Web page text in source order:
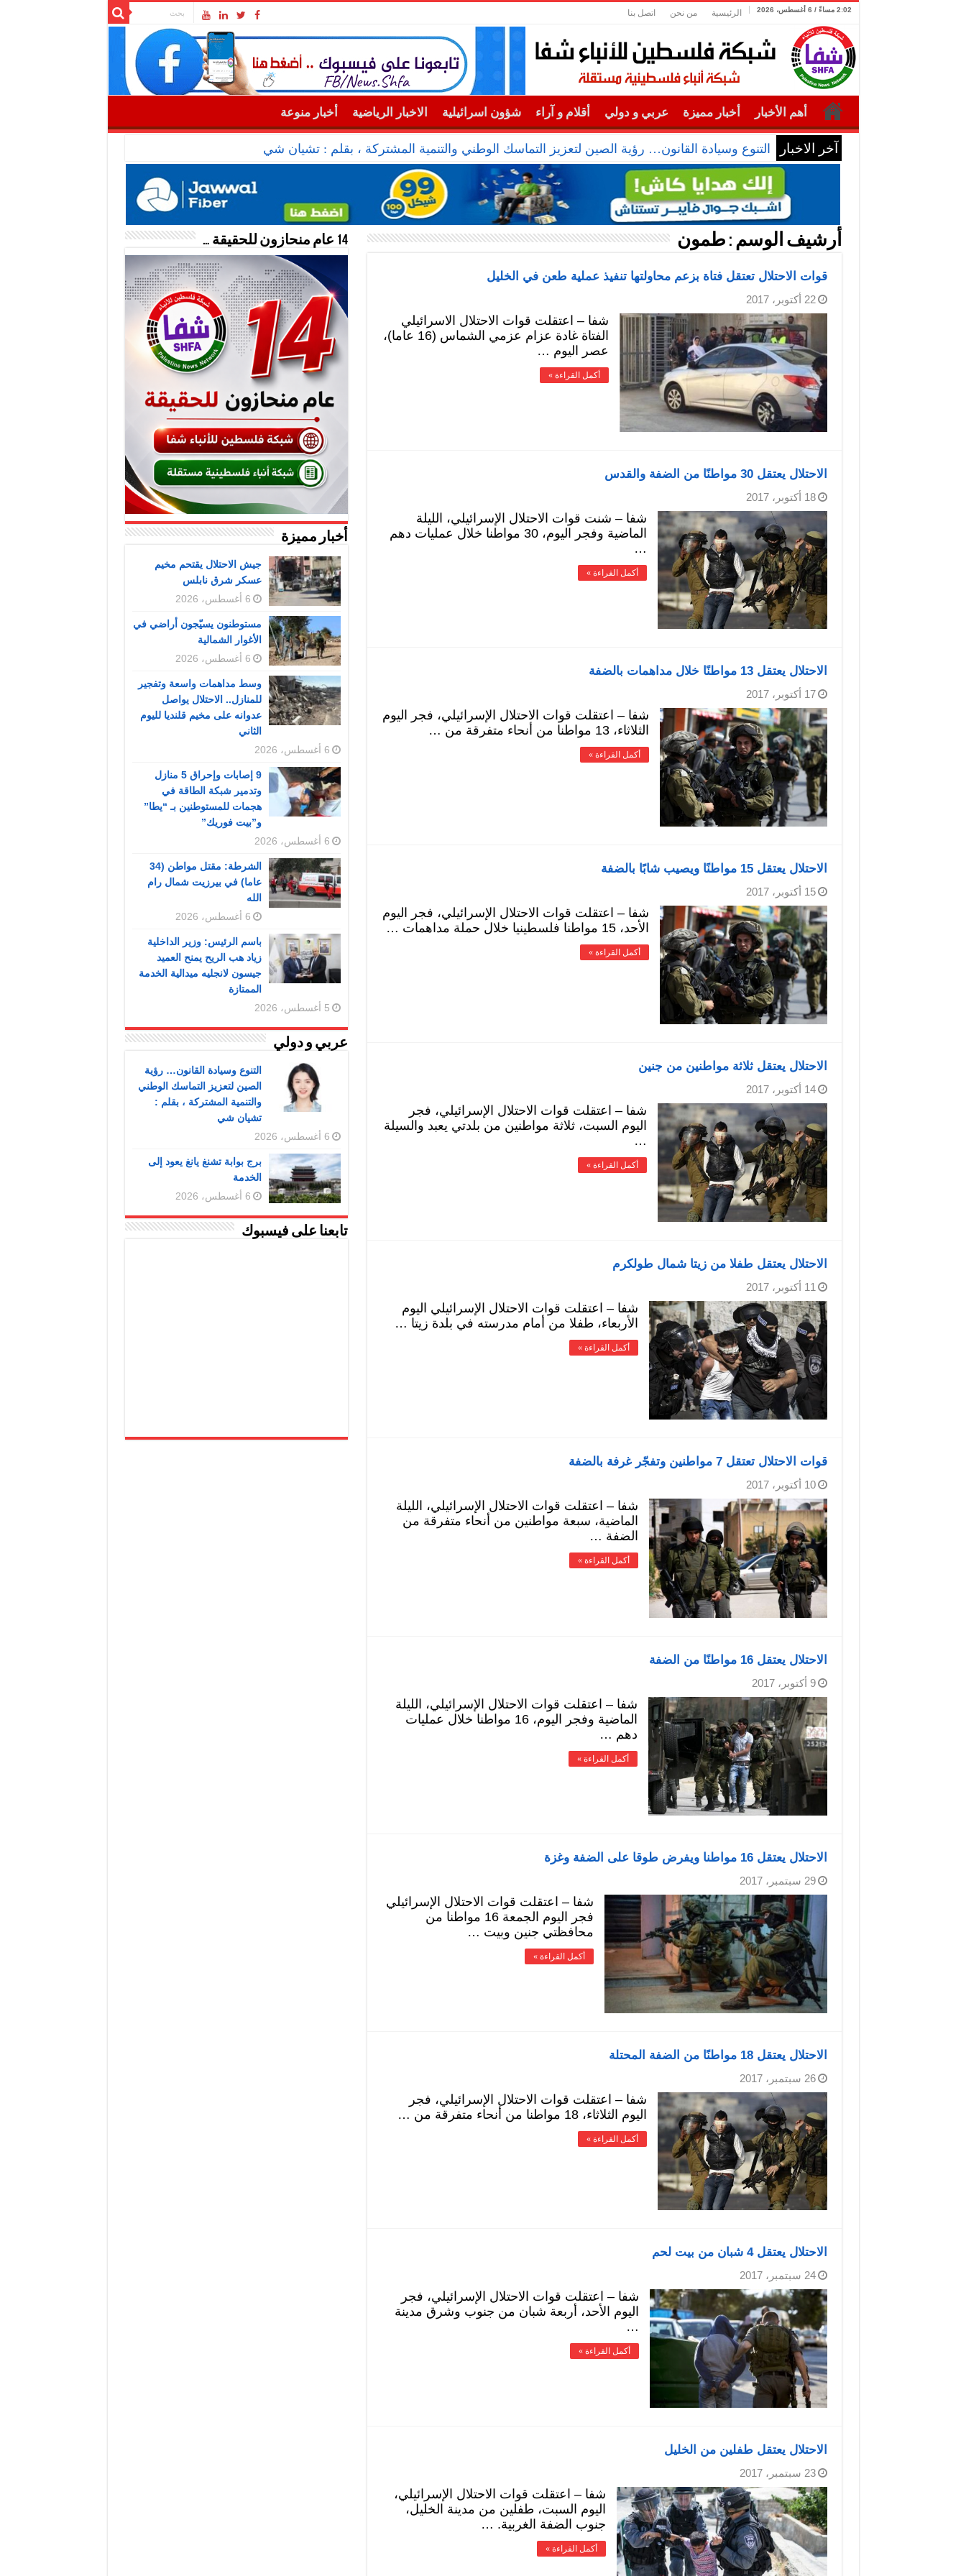
2:02 مساءً / 6 أغسطس، 2026 الرئيسية من نحن اتصل بنا
أهم الأخبار أخبار مميزة عربي و دولي أقلام و آراء شؤون اسرائيلية الاخبار الرياضية أخبار منوعة
آخر الاخبار التنوع وسيادة القانون… رؤية الصين لتعزيز التماسك الوطني والتنمية المشتركة ، بقلم : تشيان شي
أرشيف الوسم : طمون
قوات الاحتلال تعتقل فتاة بزعم محاولتها تنفيذ عملية طعن في الخليل
22 أكتوبر، 2017
شفا – اعتقلت قوات الاحتلال الاسرائيلي
الفتاة غادة عزام عزمي الشماس (16 عاما)،
عصر اليوم …
أكمل القراءة »
الاحتلال يعتقل 30 مواطنًا من الضفة والقدس
18 أكتوبر، 2017
شفا – شنت قوات الاحتلال الإسرائيلي، الليلة
الماضية وفجر اليوم، 30 مواطنا خلال عمليات دهم
…
أكمل القراءة »
الاحتلال يعتقل 13 مواطنًا خلال مداهمات بالضفة
17 أكتوبر، 2017
شفا – اعتقلت قوات الاحتلال الإسرائيلي، فجر اليوم
الثلاثاء، 13 مواطنا من أنحاء متفرقة من …
أكمل القراءة »
الاحتلال يعتقل 15 مواطنًا ويصيب شابًا بالضفة
15 أكتوبر، 2017
شفا – اعتقلت قوات الاحتلال الإسرائيلي، فجر اليوم
الأحد، 15 مواطنا فلسطينيا خلال حملة مداهمات …
أكمل القراءة »
الاحتلال يعتقل ثلاثة مواطنين من جنين
14 أكتوبر، 2017
شفا – اعتقلت قوات الاحتلال الإسرائيلي، فجر
اليوم السبت، ثلاثة مواطنين من بلدتي يعبد والسيلة
…
أكمل القراءة »
الاحتلال يعتقل طفلا من زيتا شمال طولكرم
11 أكتوبر، 2017
شفا – اعتقلت قوات الاحتلال الإسرائيلي اليوم
الأربعاء، طفلا من أمام مدرسته في بلدة زيتا …
أكمل القراءة »
قوات الاحتلال تعتقل 7 مواطنين وتفجّر غرفة بالضفة
10 أكتوبر، 2017
شفا – اعتقلت قوات الاحتلال الإسرائيلي، الليلة
الماضية، سبعة مواطنين من أنحاء متفرقة من
الضفة …
أكمل القراءة »
الاحتلال يعتقل 16 مواطنًا من الضفة
9 أكتوبر، 2017
شفا – اعتقلت قوات الاحتلال الإسرائيلي، الليلة
الماضية وفجر اليوم، 16 مواطنا خلال عمليات
دهم …
أكمل القراءة »
الاحتلال يعتقل 16 مواطنا ويفرض طوقا على الضفة وغزة
29 سبتمبر، 2017
شفا – اعتقلت قوات الاحتلال الإسرائيلي
فجر اليوم الجمعة 16 مواطنا من
محافظتي جنين وبيت …
أكمل القراءة »
الاحتلال يعتقل 18 مواطنًا من الضفة المحتلة
26 سبتمبر، 2017
شفا – اعتقلت قوات الاحتلال الإسرائيلي، فجر
اليوم الثلاثاء، 18 مواطنا من أنحاء متفرقة من …
أكمل القراءة »
الاحتلال يعتقل 4 شبان من بيت لحم
24 سبتمبر، 2017
شفا – اعتقلت قوات الاحتلال الإسرائيلي، فجر
اليوم الأحد، أربعة شبان من جنوب وشرق مدينة
…
أكمل القراءة »
الاحتلال يعتقل طفلين من الخليل
23 سبتمبر، 2017
شفا – اعتقلت قوات الاحتلال الإسرائيلي،
اليوم السبت، طفلين من مدينة الخليل،
جنوب الضفة الغربية. …
أكمل القراءة »
14 عام منحازون للحقيقة …
أخبار مميزة
جيش الاحتلال يقتحم مخيم
عسكر شرق نابلس
6 أغسطس، 2026
مستوطنون يسيّجون أراضي في
الأغوار الشمالية
6 أغسطس، 2026
وسط مداهمات واسعة وتفجير
للمنازل.. الاحتلال يواصل
عدوانه على مخيم قلنديا لليوم
الثاني
6 أغسطس، 2026
9 إصابات وإحراق 5 منازل
وتدمير شبكة الطاقة في
هجمات للمستوطنين بـ “يطا”
و”بيت فوريك”
6 أغسطس، 2026
الشرطة: مقتل مواطن (34
عاما) في بيرزيت شمال رام
الله
6 أغسطس، 2026
باسم الرئيس: وزير الداخلية
زياد هب الريح يمنح العميد
جيسون لانجليه ميدالية الخدمة
الممتازة
5 أغسطس، 2026
عربي و دولي
التنوع وسيادة القانون… رؤية
الصين لتعزيز التماسك الوطني
والتنمية المشتركة ، بقلم :
تشيان شي
6 أغسطس، 2026
برج بوابة تشنغ يانغ يعود إلى
الخدمة
6 أغسطس، 2026
تابعنا على فيسبوك